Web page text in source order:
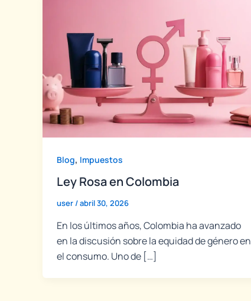
Blog, Impuestos
Ley Rosa en Colombia
user /abril 30, 2026
En los últimos años, Colombia ha avanzado
en la discusión sobre la equidad de género en
el consumo. Uno de […]